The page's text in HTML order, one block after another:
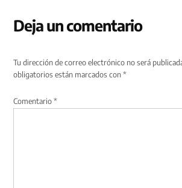
Deja un comentario
Tu dirección de correo electrónico no será
obligatorios están marcados con*
Comentario*